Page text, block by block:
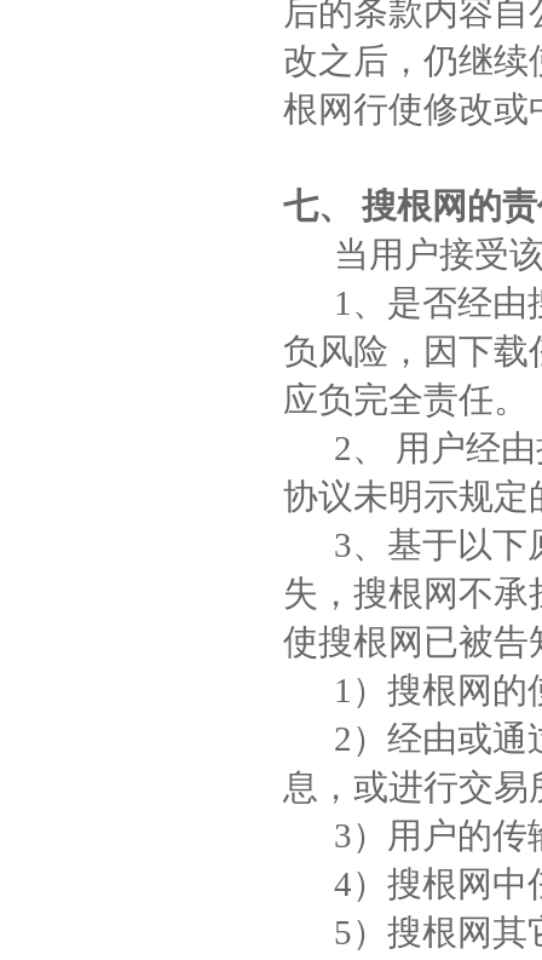
后的条款内容
改之后，仍继
根网行使修改或
七、 搜根网的
当用户接受该
1、是否经由
负风险，因下
应负完全责任。
2、 用户经由
协议未明示规定
3、基于以下
失，搜根网不
使搜根网已被告
1）搜根网的
2）经由或通
息，或进行交
3）用户的传
4）搜根网中
5）搜根网其